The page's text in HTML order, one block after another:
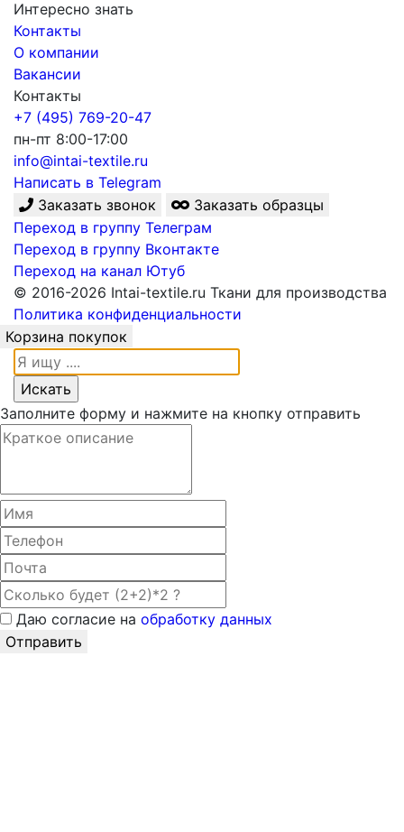
Интересно знать
Контакты
О компании
Вакансии
Контакты
+7 (495) 769-20-47
пн-пт 8:00-17:00
info@intai-textile.ru
Написать в Telegram
Заказать звонок
Заказать образцы
Переход в группу Телеграм
Переход в группу Вконтакте
Переход на канал Ютуб
© 2016-2026 Intai-textile.ru Ткани для производства
Политика конфиденциальности
Корзина покупок
Заполните форму и нажмите на кнопку отправить
Даю согласие на обработку данных
Отправить